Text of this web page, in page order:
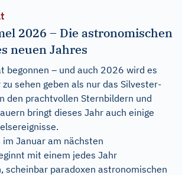
2026 – Die astronomischen
neuen Jahres
begonnen – und auch 2026 wird es
sehen geben als nur das Silvester-
den prachtvollen Sternbildern und
bringt dieses Jahr auch einige
im Januar am nächsten
mit einem jedes Jahr
scheinbar paradoxen astronomischen